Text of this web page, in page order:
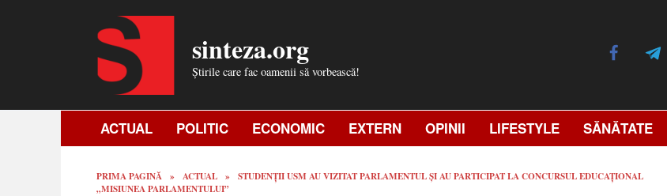
sinteza.org
Știrile care fac oamenii să vorbească!
ACTUAL POLITIC ECONOMIC EXTERN OPINII LIFESTYLE SĂNĂTATE
PRIMA PAGINĂ » ACTUAL »
STUDENȚII USM AU VIZITAT PARLAMENTUL ȘI AU PARTICIPAT LA CONCURSUL EDUCAȚIONAL
„MISIUNEA PARLAMENTULUI”